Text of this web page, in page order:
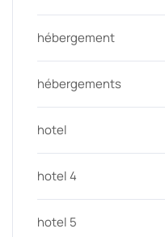
hébergement
hébergements
hotel
hotel 4
hotel 5